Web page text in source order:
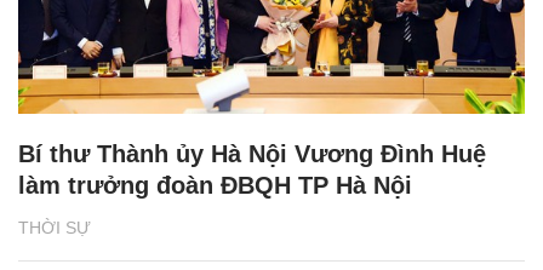
THỜI SỰ
Bí thư Thành ủy Hà Nội Vương Đình Huệ
làm trưởng đoàn ĐBQH TP Hà Nội